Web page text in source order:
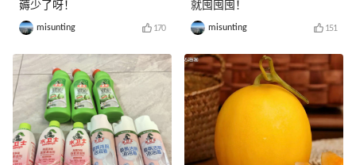
薅少了呀！
misunting 170
就囤囤囤！
misunting 151